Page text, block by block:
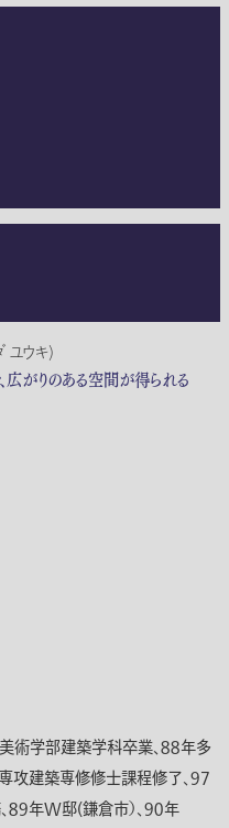
ユウキ)
広がりのある空間が得られる
術学部建築学科卒業、８８年多
建築専修修士課程修了、９７
９年W邸(鎌倉市）、９０年